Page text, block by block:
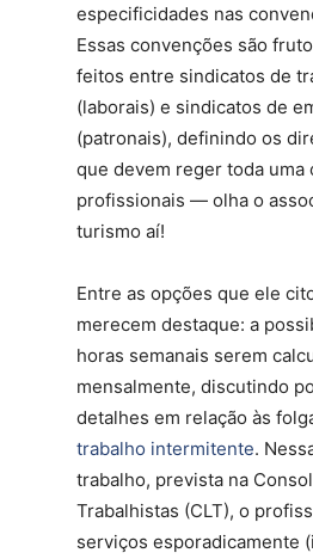
especificidades nas
Essas convenções são
feitos entre sindicatos de
(laborais) e sindicatos de
(patronais), definindo os
que devem reger toda uma
profissionais — olha o
turismo aí!
Entre as opções que ele
merecem destaque: a
horas semanais serem
mensalmente, discutindo
detalhes em relação às
trabalho intermitente.
trabalho, prevista na
Trabalhistas (CLT), o
serviços esporadicamente